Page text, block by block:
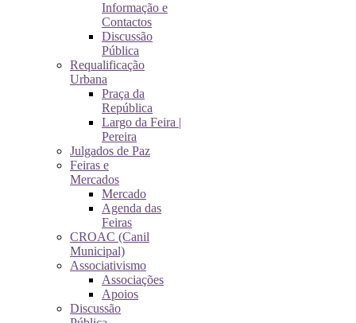
Informação e
Contactos
Discussão
Pública
Requalificação
Urbana
Praça da
República
Largo da Feira |
Pereira
Julgados de Paz
Feiras e
Mercados
Mercado
Agenda das
Feiras
CROAC (Canil
Municipal)
Associativismo
Associações
Apoios
Discussão